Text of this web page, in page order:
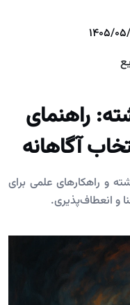
راهنمای
آگاهانه
و راهکارهای علمی برای
و انعطاف‌پذیری.